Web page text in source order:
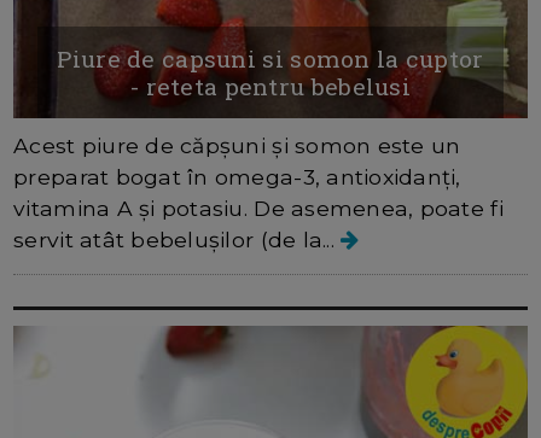
Piure de capsuni si somon la cuptor
- reteta pentru bebelusi
Acest piure de căpșuni și somon este un
preparat bogat în omega-3, antioxidanți,
vitamina A și potasiu. De asemenea, poate fi
servit atât bebelușilor (de la...